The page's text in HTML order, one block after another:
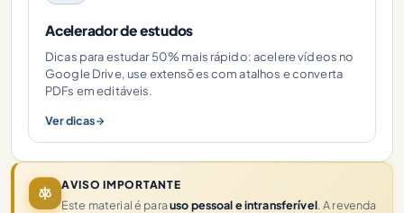
Acelerador de estudos
Dicas para estudar 50% mais rápido: acelere vídeos no
Google Drive, use extensões com atalhos e converta
PDFs em editáveis.
Ver dicas
AVISO IMPORTANTE
Este material é parauso pessoal e intransferível. A revenda